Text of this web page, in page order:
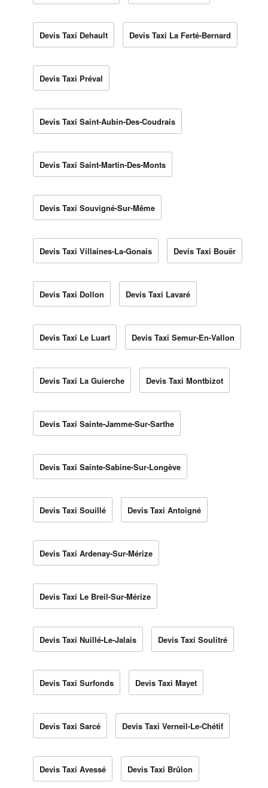
Devis Taxi Dehault Devis Taxi La Ferté-Bernard
Devis Taxi Préval
Devis Taxi Saint-Aubin-Des-Coudrais
Devis Taxi Saint-Martin-Des-Monts
Devis Taxi Souvigné-Sur-Même
Devis Taxi Villaines-La-Gonais Devis Taxi Bouër
Devis Taxi Dollon Devis Taxi Lavaré
Devis Taxi Le Luart Devis Taxi Semur-En-Vallon
Devis Taxi La Guierche Devis Taxi Montbizot
Devis Taxi Sainte-Jamme-Sur-Sarthe
Devis Taxi Sainte-Sabine-Sur-Longève
Devis Taxi Souillé Devis Taxi Antoigné
Devis Taxi Ardenay-Sur-Mérize
Devis Taxi Le Breil-Sur-Mérize
Devis Taxi Nuillé-Le-Jalais Devis Taxi Soulitré
Devis Taxi Surfonds Devis Taxi Mayet
Devis Taxi Sarcé Devis Taxi Verneil-Le-Chétif
Devis Taxi Avessé Devis Taxi Brûlon